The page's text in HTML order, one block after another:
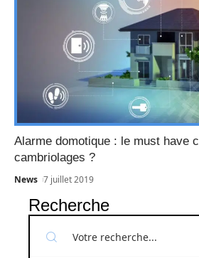
Alarme domotique : le must have
cambriolages ?
News 7 juillet 2019
Recherche